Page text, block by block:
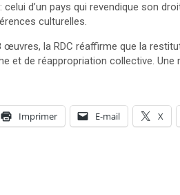
d’un pays qui revendique son
culturelles.
la RDC réaffirme que la
et de réappropriation collective.
Imprimer E-mail X